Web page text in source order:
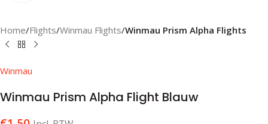
Home Flights Winmau Flights Winmau Prism Alpha Flights
Winmau
Winmau Prism Alpha Flight Blauw